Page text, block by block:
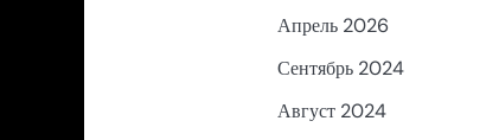
Апрель 2026
Сентябрь 2024
Август 2024